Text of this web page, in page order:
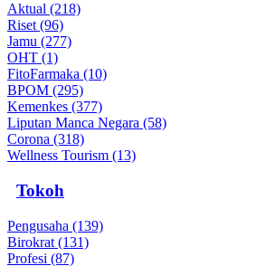
Aktual (218)
Riset (96)
Jamu (277)
OHT (1)
FitoFarmaka (10)
BPOM (295)
Kemenkes (377)
Liputan Manca Negara (58)
Corona (318)
Wellness Tourism (13)
Tokoh
Pengusaha (139)
Birokrat (131)
Profesi (87)